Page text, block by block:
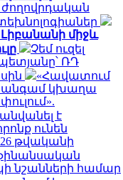
ժողովրդական
Լիբանանի միջև
Չեմ ուզել
ՌԴ
«Հավատում
անգամ կխաղա
է
ունեն
թվականի
նշանների համար